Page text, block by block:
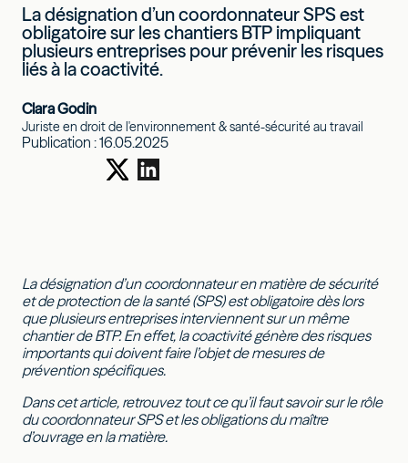
La désignation d’un coordonnateur SPS est
obligatoire sur les chantiers BTP impliquant
plusieurs entreprises pour prévenir les risques
liés à la coactivité.
Clara Godin
Juriste en droit de l'environnement & santé-sécurité au travail
Publication :16.05.2025
La désignation d’un coordonnateur en matière de sécurité
et de protection de la santé (SPS) est obligatoire dès lors
que plusieurs entreprises interviennent sur un même
chantier de BTP. En effet, la coactivité génère des risques
importants qui doivent faire l’objet de mesures de
prévention spécifiques.
Dans cet article, retrouvez tout ce qu’il faut savoir sur le rôle
du coordonnateur SPS et les obligations du maître
d’ouvrage en la matière.